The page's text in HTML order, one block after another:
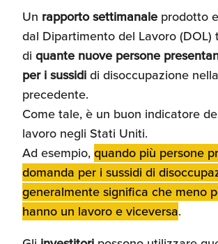
Un rapporto settimanale prodotto
dal Dipartimento del Lavoro (DOL)
di quante nuove persone
per i sussididi disoccupazione
precedente.
Come tale, è un buon indicatore
lavoro negli Stati Uniti.
Ad esempio,quando più persone
domanda per i sussidi di
generalmente significa che meno
hanno un lavoro e viceversa.